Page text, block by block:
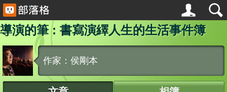
導演的筆 : 書寫演繹人生的生活事件簿
作家：侯剛本